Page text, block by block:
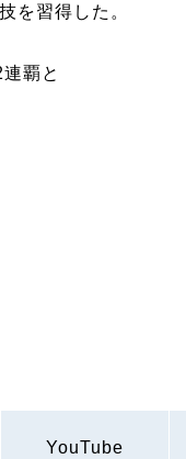
を習得した。
覇と
YouTube